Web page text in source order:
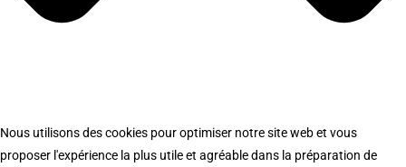
Nous utilisons des cookies pour optimiser notre site web et vous
proposer l'expérience la plus utile et agréable dans la préparation de